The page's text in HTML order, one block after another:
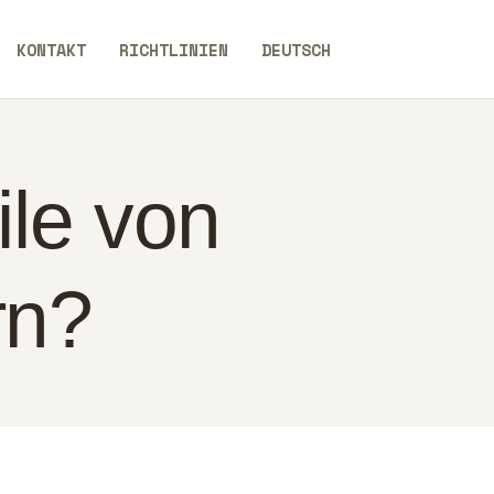
KONTAKT RICHTLINIEN DEUTSCH
von